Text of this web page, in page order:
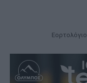
Εορτολόγιο